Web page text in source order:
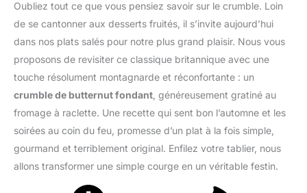
Oubliez tout ce que vous pensiez savoir sur le crumble. Loin
de se cantonner aux desserts fruités, il s’invite aujourd’hui
dans nos plats salés pour notre plus grand plaisir. Nous vous
proposons de revisiter ce classique britannique avec une
touche résolument montagnarde et réconfortante : un
crumble de butternut fondant , généreusement gratiné au
fromage à raclette. Une recette qui sent bon l’automne et les
soirées au coin du feu, promesse d’un plat à la fois simple,
gourmand et terriblement original. Enfilez votre tablier, nous
allons transformer une simple courge en un véritable festin.